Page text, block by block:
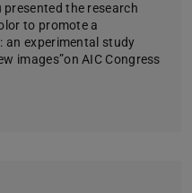
presented the research
to promote a
an experimental study
images”on AIC Congress